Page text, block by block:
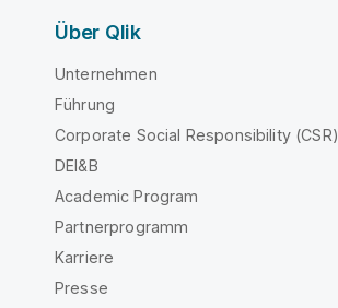
Über Qlik
Unternehmen
Führung
Corporate Social Responsibility (CSR)
DEI&B
Academic Program
Partnerprogramm
Karriere
Presse